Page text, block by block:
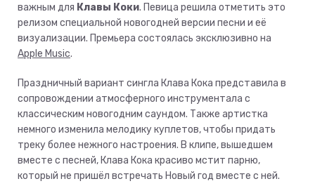
важным для Клавы Коки. Певица решила отметить это
релизом специальной новогодней версии песни и её
визуализации. Премьера состоялась эксклюзивно на
Apple Music.
Праздничный вариант сингла Клава Кока представила в
сопровождении атмосферного инструментала с
классическим новогодним саундом. Также артистка
немного изменила мелодику куплетов, чтобы придать
треку более нежного настроения. В клипе, вышедшем
вместе с песней, Клава Кока красиво мстит парню,
который не пришёл встречать Новый год вместе с ней.